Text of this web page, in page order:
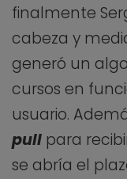
finalmente
cabeza y
generó un
cursos en
usuario.
pull para
se abría el